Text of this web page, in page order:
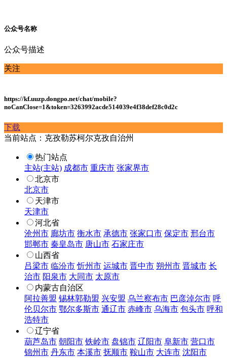
公众号名称
公众号描述
关注
https://kf.uuzp.dongpo.net/chat/mobile?
noCanClose=1&token=3263992acde514039e4f38def28c0d2c
下载
当前站点：克孜勒苏柯尔克孜自治州
热门站点
主站(主站) 成都市 重庆市 张家界市
北京市
北京市
天津市
天津市
河北省
沧州市 廊坊市 衡水市 承德市 张家口市 保定市 邢台市
邯郸市 秦皇岛市 唐山市 石家庄市
山西省
吕梁市 临汾市 忻州市 运城市 晋中市 朔州市 晋城市 长
治市 阳泉市 大同市 太原市
内蒙古自治区
阿拉善盟 锡林郭勒盟 兴安盟 乌兰察布市 巴彦淖尔市 呼
伦贝尔市 鄂尔多斯市 通辽市 赤峰市 乌海市 包头市 呼和
浩特市
辽宁省
葫芦岛市 朝阳市 铁岭市 盘锦市 辽阳市 阜新市 营口市
锦州市 丹东市 本溪市 抚顺市 鞍山市 大连市 沈阳市